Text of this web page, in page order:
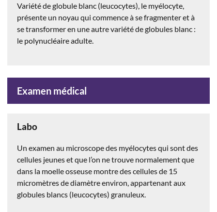
Variété de globule blanc (leucocytes), le myélocyte,
présente un noyau qui commence à se fragmenter et à
se transformer en une autre variété de globules blanc :
le polynucléaire adulte.
Examen médical
Labo
Un examen au microscope des myélocytes qui sont des
cellules jeunes et que l’on ne trouve normalement que
dans la moelle osseuse montre des cellules de 15
micromètres de diamètre environ, appartenant aux
globules blancs (leucocytes) granuleux.